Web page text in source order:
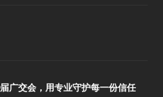
广交会，用专业守护每一份信任